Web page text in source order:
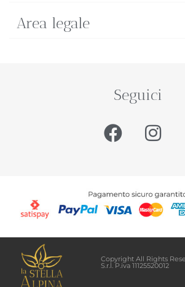
Area legale
Seguici
Copyright All Rights
S.r.l. P.iva 11125520012